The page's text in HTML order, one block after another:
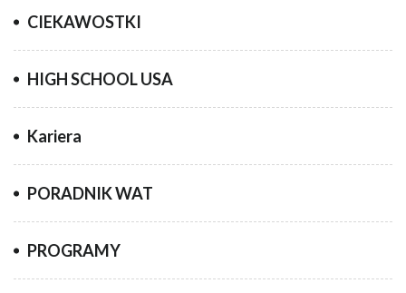
CIEKAWOSTKI
HIGH SCHOOL USA
Kariera
PORADNIK WAT
PROGRAMY